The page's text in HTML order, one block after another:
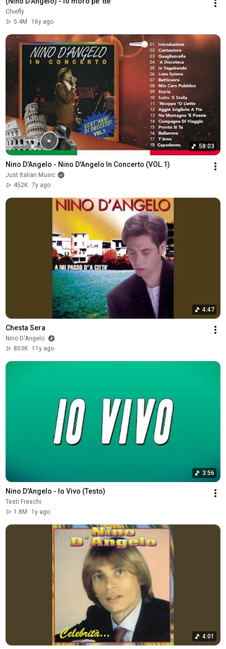
Chiefly
5.4M
16y ago
58:03
Nino D'Angelo - Nino D'Angelo In Concerto (VOL.1)
Just Italian Music
452K 7y ago
4:47
Chesta Sera
Nino D'Angelo
803K
11y ago
3:56
Nino D'Angelo - Io Vivo (Testo)
Testi Freschi
1.8M
1y ago
4:01